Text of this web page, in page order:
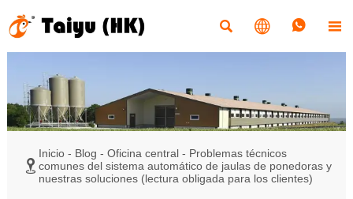
   

Inicio- Blog - Oficina central- Problemas técnicos
comunes del sistema automático de jaulas de ponedoras y
nuestras soluciones (lectura obligada para los clientes)